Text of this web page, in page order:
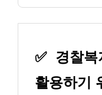
✅ 경찰
활용하기